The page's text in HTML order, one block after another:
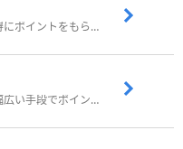
歩いてポイ活！日常生活でお得にポイントをもらおう
歩いたりアンケート回答など幅広い手段でポイントをゲット